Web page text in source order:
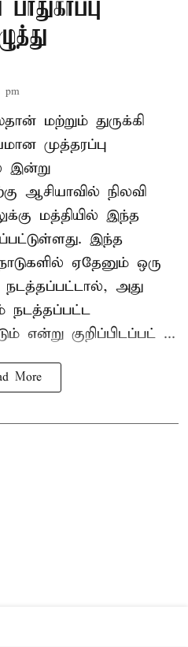
pm
மற்றும் துருக்கி
முத்தரப்பு
இன்று
ஆசியாவில் நிலவி
மத்தியில் இந்த
இந்த
ஏதேனும் ஒரு
நடத்தப்பட்டால், அது
நடத்தப்பட்ட
என்று குறிப்பிடப்பட் ...
More